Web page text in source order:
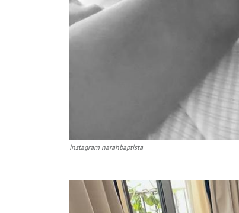
instagram narahbaptista